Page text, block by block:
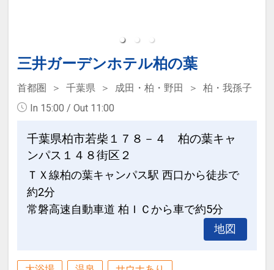
※18：00までにホテルへご到着いただ
くようお願いいたします。
※連泊の場合もメニュー内容は同一で
す。
※アレルギー9品目表示あり（小麦・
卵・乳・えび・かに・そば・落花生・く
るみ・カシューナッツ）
※混雑時は2部制（90分制）でのご案内
となる場合がございます。
■ご朝食
三井ガーデンホテル柏の葉
首都圏 千葉県 成田・柏・野田
柏・我孫子
In 15:00 / Out 11:00
千葉県柏市若柴１７８－４ 柏の葉キャ
ンパス１４８街区２
ＴＸ線柏の葉キャンパス駅 西口から徒歩で
約2分
常磐高速自動車道 柏ＩＣから車で約5分
地図